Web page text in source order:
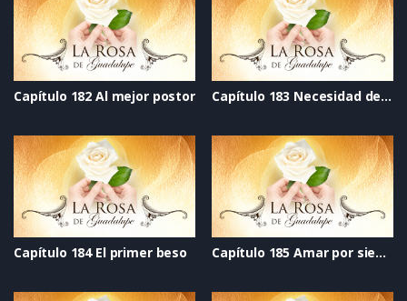
Capítulo 182 Al mejor postor Capítulo 183 Necesidad de amor
Capítulo 184 El primer beso Capítulo 185 Amar por siempre_ Parte 1